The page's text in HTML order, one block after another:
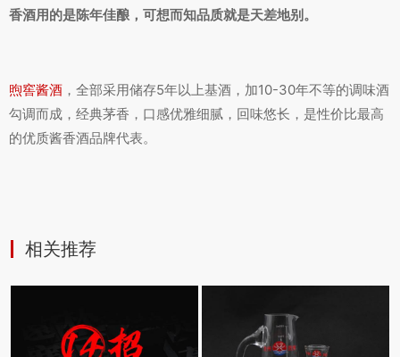
香酒用的是陈年佳酿，可想而知品质就是天差地别。
煦窖酱酒 ，全部采用储存5年以上基酒，加10-30年不等的调味酒
勾调而成，经典茅香，口感优雅细腻，回味悠长，是性价比最高
的优质酱香酒品牌代表。
相关推荐